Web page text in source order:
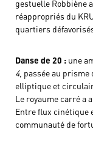
gestuelle Robbiène
réappropriés du
quartiers
Danse de 20 : une
4, passée au
elliptique et
Le royaume carré a
Entre flux cinétique
communauté de